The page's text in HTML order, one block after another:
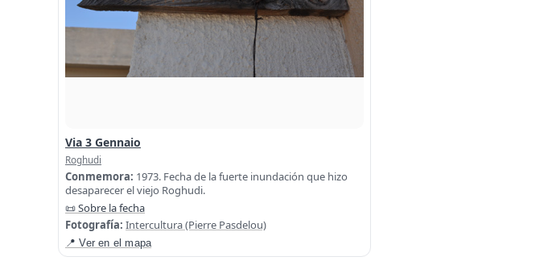
Via 3 Gennaio
Roghudi
Conmemora: 1973. Fecha de la fuerte inundación que hizo
desaparecer el viejo Roghudi.
📜 Sobre la fecha
Fotografía: Intercultura (Pierre Pasdelou)
📍 Ver en el mapa